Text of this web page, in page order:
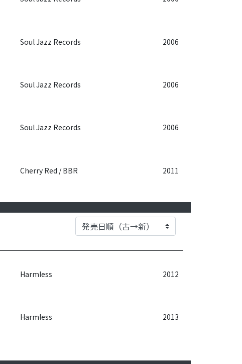
Soul Jazz Records 2006
Soul Jazz Records 2006
Soul Jazz Records 2006
Cherry Red / BBR 2011
Harmless 2012
Harmless 2013